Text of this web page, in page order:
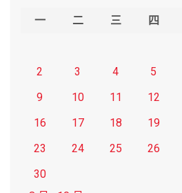
一 二 三 四
2
3 4 5
9
10 11 12
16
17 18 19
23
24 25 26
30